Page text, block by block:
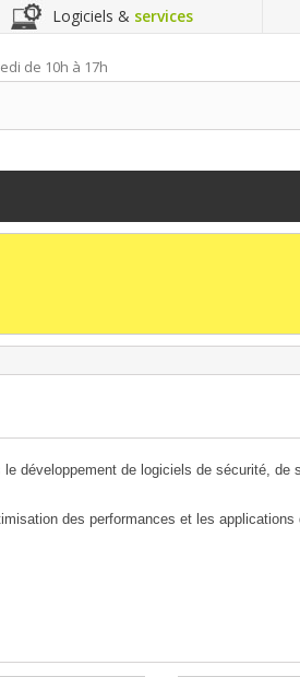
Logiciels & services
de 10h à 17h
développement de logiciels de sécurité, de
des performances et les